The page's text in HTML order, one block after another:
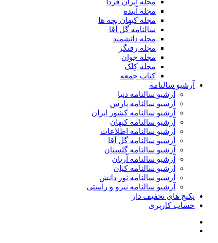
مجله ایران فردا
مجله آینده
مجله کیهان بچه ها
سالنامه گل آقا
مجله دانشمند
مجله رفتگر
مجله جوان
مجله کِلک
کتاب جمعه
آرشیو سالنامه
آرشیو سالنامه دنیا
آرشیو سالنامه پارس
آرشیو سالنامه کشور ایران
آرشیو سالنامه کیهان
آرشیو سالنامه اطلاعات
آرشیو سالنامه گل آقا
آرشیو سالنامه گلستان
آرشیو سالنامه آریان
آرشیو سالنامه کیان
آرشیو سالنامه نور دانش
آرشیو سالنامه نیرو و راستی
پکیج های تخفیف دار
حساب کاربری